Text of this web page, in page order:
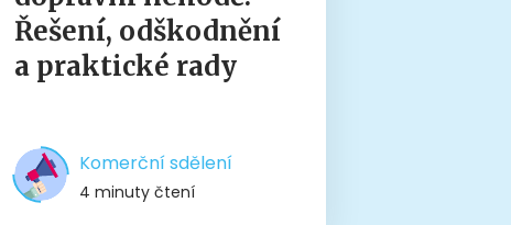
Řešení, odškodnění
a praktické rady
Komerční sdělení
4 minuty čtení